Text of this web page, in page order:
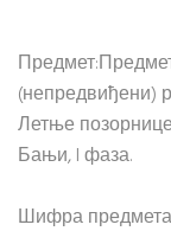
Предмет:Предмет
(непредвиђени)
Летње
Бањи, I фаза.
Шифра предмета